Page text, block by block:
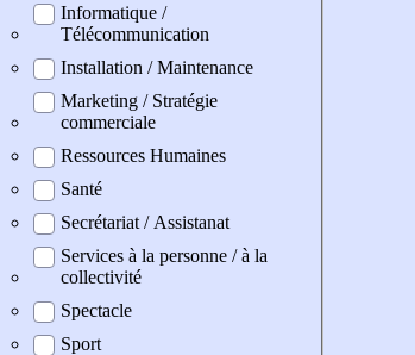
Informatique /
Télécommunication
Installation / Maintenance
Marketing / Stratégie
commerciale
Ressources Humaines
Santé
Secrétariat / Assistanat
Services à la personne / à la
collectivité
Spectacle
Sport